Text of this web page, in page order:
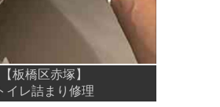
【板橋区赤塚】
イレ詰まり修理